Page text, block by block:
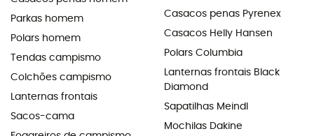
Parkas homem
Polars homem
Tendas campismo
Colchões campismo
Lanternas frontais
Sacos-cama
Casacos penas Pyrenex
Casacos Helly Hansen
Polars Columbia
Lanternas frontais Black
Diamond
Sapatilhas Meindl
Mochilas Dakine